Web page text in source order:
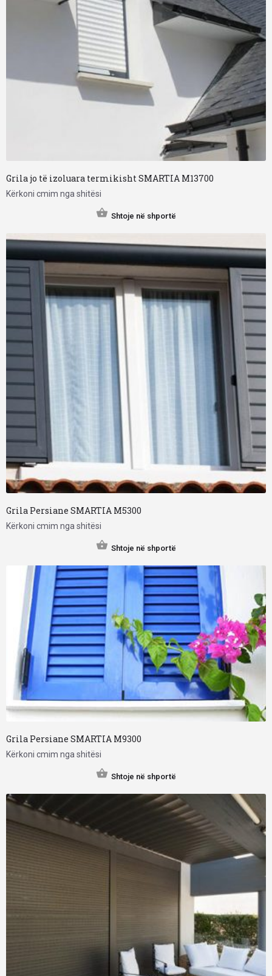
Grila jo të izoluara termikisht SMARTIA M13700
Kërkoni cmim nga shitësi
Shtoje në shportë
Grila Persiane SMARTIA M5300
Kërkoni cmim nga shitësi
Shtoje në shportë
Grila Persiane SMARTIA M9300
Kërkoni cmim nga shitësi
Shtoje në shportë